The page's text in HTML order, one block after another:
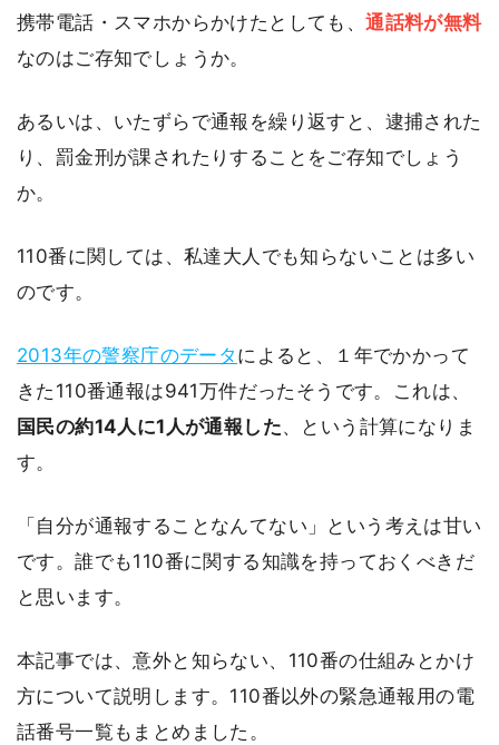
携帯電話・スマホからかけたとしても、通話料が無料
なのはご存知でしょうか。
あるいは、いたずらで通報を繰り返すと、逮捕された
り、罰金刑が課されたりすることをご存知でしょう
か。
110番に関しては、私達大人でも知らないことは多い
のです。
2013年の警察庁のデータ によると、１年でかかって
きた110番通報は941万件だったそうです。これは、
国民の約14人に1人が通報した、という計算になりま
す。
「自分が通報することなんてない」という考えは甘い
です。誰でも110番に関する知識を持っておくべきだ
と思います。
本記事では、意外と知らない、110番の仕組みとかけ
方について説明します。110番以外の緊急通報用の電
話番号一覧もまとめました。